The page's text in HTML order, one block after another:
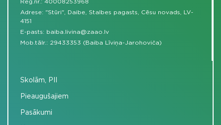
Reģ.nr.: 40008253968
Adrese: "Stūri", Daibe, Stalbes pagasts, Cēsu novads, LV-
4151
E-pasts: baiba.livina@zaao.lv
Mob.tālr.: 29433353 (Baiba Līviņa-Jarohoviča)
Skolām, PII
Pieaugušajiem
Pasākumi